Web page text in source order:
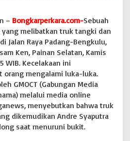
– Bongkarperkara.com-Sebuah
melibatkan truk tangki dan
Jalan Raya Padang-Bengkulu,
Ken, Painan Selatan, Kamis
WIB. Kecelakaan ini
orang mengalami luka-luka.
GMOCT (Gabungan Media
melalui media online
menyebutkan bahwa truk
dikemudikan Andre Syaputra
saat menuruni bukit.